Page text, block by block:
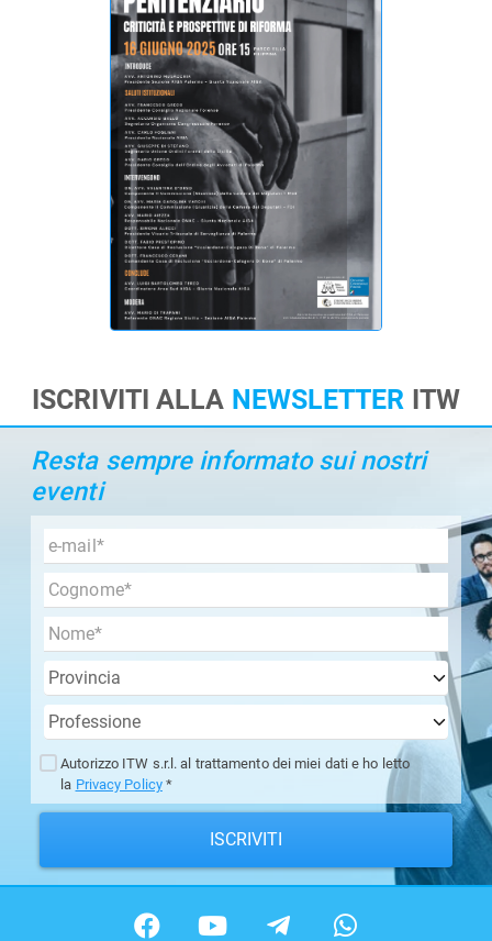
ISCRIVITI ALLA NEWSLETTER ITW
Resta sempre informato sui nostri
eventi
Autorizzo ITW s.r.l. al trattamento dei miei dati e ho letto
la Privacy Policy*
ISCRIVITI